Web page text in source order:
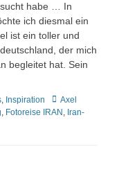
habe … In
ich diesmal ein
ist ein toller und
der mich
begleitet hat. Sein
, Inspiration Tags
Axel
, Fotoreise IRAN , Iran-